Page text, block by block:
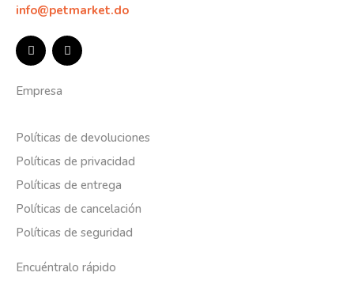
info@petmarket.do
Empresa
Políticas de devoluciones
Políticas de privacidad
Políticas de entrega
Políticas de cancelación
Políticas de seguridad
Encuéntralo rápido